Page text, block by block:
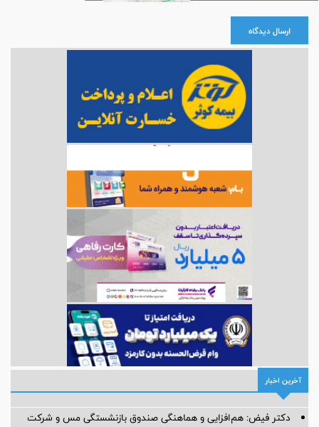
ارسال دیدگاه
آخرین اخبار
دکتر فیض: هم‌افزایی و هماهنگی صندوق بازنشستگی مس و شرکت